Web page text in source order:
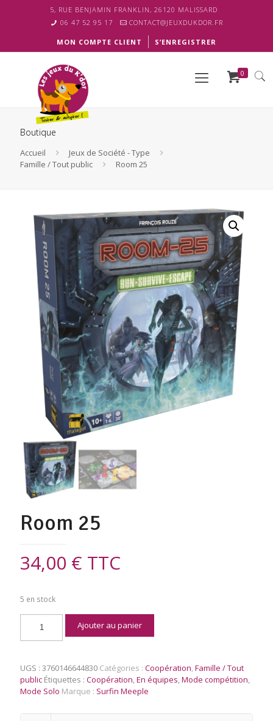
5, RUE BENJAMIN FRANKLIN, 26120 MALISSARD
06 47 52 95 17
CONTACT@JEUXDUKDOR.FR
MON COMPTE CLIENT S’ENREGISTRER
0
Boutique
Accueil
Jeux de Société - Type
Famille / Tout public
Room 25
Room 25
34,00 € TTC
5 en stock
Room
Ajouter au panier
UGS : 3760146644830 Catégories : Coopération Famille / Tout
public Étiquettes : Coopération En équipes Mode compétition
Mode Solo Marque : Surfin Meeple